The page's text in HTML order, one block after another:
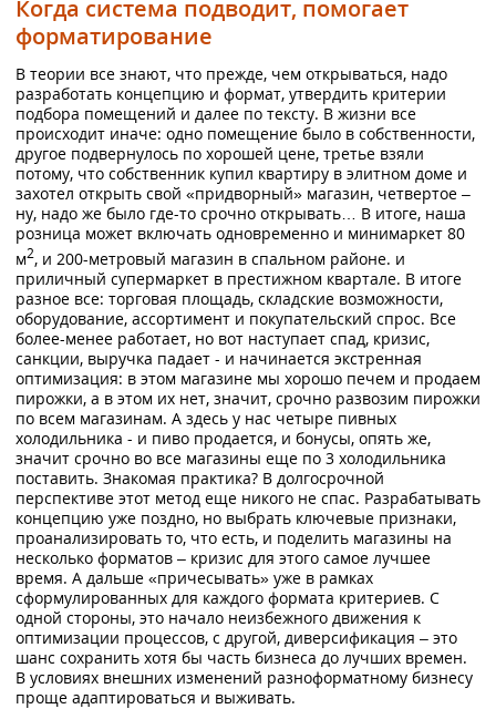
Когда система подводит, помогает
форматирование
В теории все знают, что прежде, чем открываться, надо
разработать концепцию и формат, утвердить критерии
подбора помещений и далее по тексту. В жизни все
происходит иначе: одно помещение было в собственности,
другое подвернулось по хорошей цене, третье взяли
потому, что собственник купил квартиру в элитном доме и
захотел открыть свой «придворный» магазин, четвертое –
ну, надо же было где-то срочно открывать… В итоге, наша
розница может включать одновременно и минимаркет 80
м2, и 200-метровый магазин в спальном районе. и
приличный супермаркет в престижном квартале. В итоге
разное все: торговая площадь, складские возможности,
оборудование, ассортимент и покупательский спрос. Все
более-менее работает, но вот наступает спад, кризис,
санкции, выручка падает - и начинается экстренная
оптимизация: в этом магазине мы хорошо печем и продаем
пирожки, а в этом их нет, значит, срочно развозим пирожки
по всем магазинам. А здесь у нас четыре пивных
холодильника - и пиво продается, и бонусы, опять же,
значит срочно во все магазины еще по 3 холодильника
поставить. Знакомая практика? В долгосрочной
перспективе этот метод еще никого не спас. Разрабатывать
концепцию уже поздно, но выбрать ключевые признаки,
проанализировать то, что есть, и поделить магазины на
несколько форматов – кризис для этого самое лучшее
время. А дальше «причесывать» уже в рамках
сформулированных для каждого формата критериев. С
одной стороны, это начало неизбежного движения к
оптимизации процессов, с другой, диверсификация – это
шанс сохранить хотя бы часть бизнеса до лучших времен.
В условиях внешних изменений разноформатному бизнесу
проще адаптироваться и выживать.